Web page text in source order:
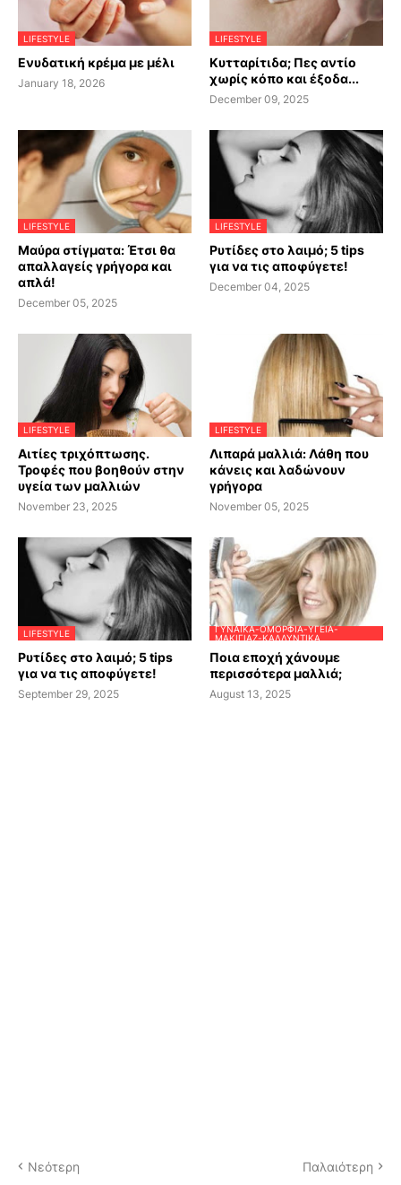
LIFESTYLE
Ενυδατική κρέμα με μέλι
January 18, 2026
LIFESTYLE
Κυτταρίτιδα; Πες αντίο
χωρίς κόπο και έξοδα...
December 09, 2025
LIFESTYLE
Μαύρα στίγματα: Έτσι θα
απαλλαγείς γρήγορα και
απλά!
December 05, 2025
LIFESTYLE
Ρυτίδες στο λαιμό; 5 tips
για να τις αποφύγετε!
December 04, 2025
LIFESTYLE
Αιτίες τριχόπτωσης.
Τροφές που βοηθούν στην
υγεία των μαλλιών
November 23, 2025
LIFESTYLE
Λιπαρά μαλλιά: Λάθη που
κάνεις και λαδώνουν
γρήγορα
November 05, 2025
LIFESTYLE
Ρυτίδες στο λαιμό; 5 tips
για να τις αποφύγετε!
September 29, 2025
ΓΥΝΑΊΚΑ-ΟΜΟΡΦΙΆ-ΥΓΕΊΑ-
ΜΑΚΙΓΙΆΖ-ΚΑΛΛΥΝΤΙΚΆ
Ποια εποχή χάνουμε
περισσότερα μαλλιά;
August 13, 2025
Νεότερη Παλαιότερη